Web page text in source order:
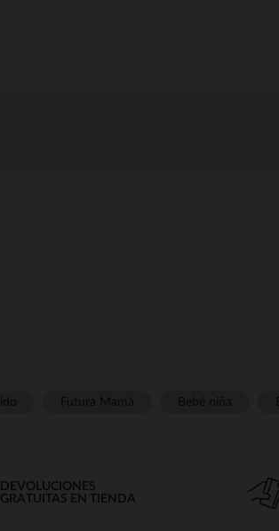
DEVOLUCIONES
GRATUITAS EN TIENDA